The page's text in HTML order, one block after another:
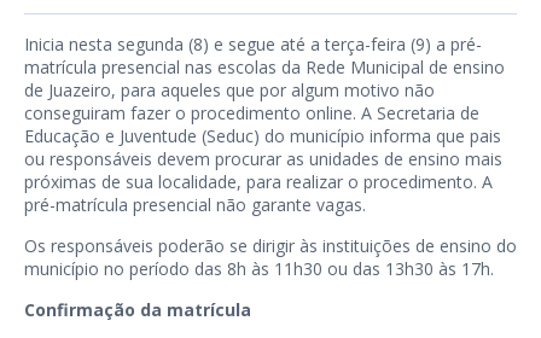
Inicia nesta segunda (8) e segue até a terça-feira (9) a pré-
matrícula presencial nas escolas da Rede Municipal de ensino
de Juazeiro, para aqueles que por algum motivo não
conseguiram fazer o procedimento online. A Secretaria de
Educação e Juventude (Seduc) do município informa que pais
ou responsáveis devem procurar as unidades de ensino mais
próximas de sua localidade, para realizar o procedimento. A
pré-matrícula presencial não garante vagas.
Os responsáveis poderão se dirigir às instituições de ensino do
município no período das 8h às 11h30 ou das 13h30 às 17h.
Confirmação da matrícula